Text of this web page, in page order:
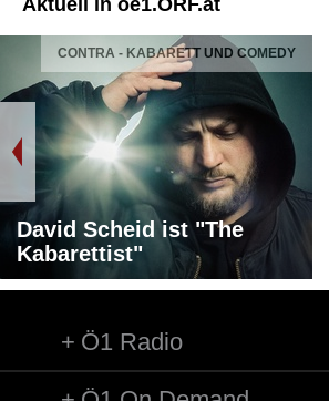
Aktuell in oe1.ORF.at
CONTRA - KABARETT UND COMEDY
David Scheid ist "The
Kabarettist"
Ö1 Radio